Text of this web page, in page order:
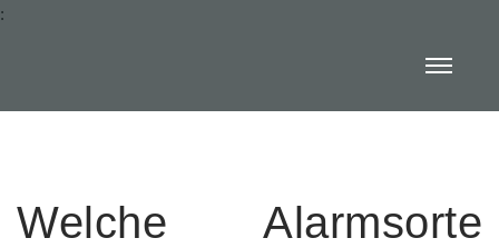
:
Welche Alarmsorte